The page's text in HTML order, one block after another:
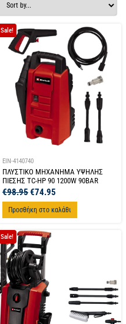
Sale!
EIN-4140740
ΠΛΥΣΤΙΚΟ ΜΗΧΑΝΗΜΑ ΥΨΗΛΗΣ
ΠΙΕΣΗΣ TC-HP 90 1200W 90BAR
€98.95€74.95
Προσθήκη στο καλάθι
Sale!